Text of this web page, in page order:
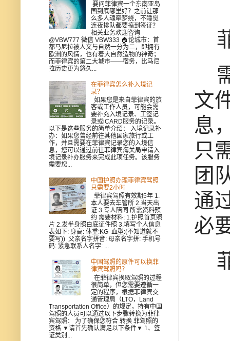
文
息
只
团
通
必
要问菲律宾一个东南亚岛
国到底哪里好？之前让那
么多人魂牵梦绕，不睡觉
连夜排队都要搞到签证？
相关业务欢迎咨询
@VBW777 微信 VBW333 🏠论城市：首
都马尼拉被人文与自然一分为二，即拥有
欧洲的风情，也有着大自然造物的神奇；
而菲律宾的第二大城市——宿务，比马尼
拉历史更为悠久...
在菲律宾怎么补入境记
录？
如果您是来自菲律宾的旅
客或工作人员，可能会需
要补充入境记录、工签记
录或iCARD服务的记录。
以下是这些服务的简单介绍： 入境记录补
办：如果您曾经前往其他国家旅行或工
作，并且需要在菲律宾记录您的入境信
息，您可以通过前往菲律宾海关局申请入
境记录补办服务来完成此项任务。该服务
需要您...
中国护照办理菲律宾驾照
只需要2小时
菲律宾驾照有效期5年 1.
本人要去车管所 2.当天出
证 3.专人陪同 所需资料预
约 需要材料: 1.护照首页照
片 2.发半身照白底证件照 3.填写个人信息
表如下: 身高: 体重:KG 血型:(不知道就不
要写)) 父亲名字拼音: 母亲名字拼: 手机号
码: 紧急联系人名字: ...
中国驾照的原件可以换菲
律宾驾照吗？
在菲律宾换取驾照的过程
很简单，但您需要遵循一
定的程序，根据菲律宾交
通管理局（LTO，Land
Transportation Office）的规定，持有中国
驾照的人员可以通过以下步骤转换为菲律
宾驾照： 为了确保您符合 转换 菲驾照的
资格 ▼请首先确认满足以下条件▼ 1、签
证类别...